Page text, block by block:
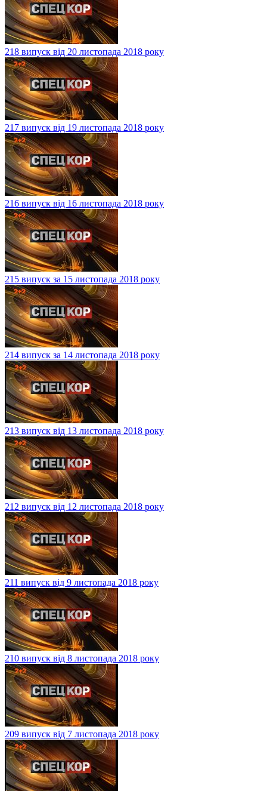
218 випуск від 20 листопада 2018 року
217 випуск від 19 листопада 2018 року
216 випуск від 16 листопада 2018 року
215 випуск за 15 листопада 2018 року
214 випуск за 14 листопада 2018 року
213 випуск від 13 листопада 2018 року
212 випуск від 12 листопада 2018 року
211 випуск від 9 листопада 2018 року
210 випуск від 8 листопада 2018 року
209 випуск від 7 листопада 2018 року